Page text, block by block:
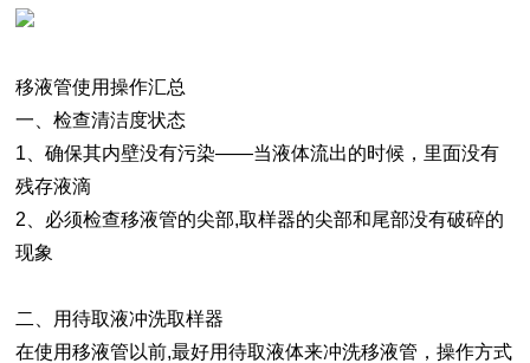
移液管使用操作汇总
一、检查清洁度状态
1、确保其内壁没有污染——当液体流出的时候，里面没有
残存液滴
2、必须检查移液管的尖部,取样器的尖部和尾部没有破碎的
现象
二、用待取液冲洗取样器
在使用移液管以前,最好用待取液体来冲洗移液管，操作方式